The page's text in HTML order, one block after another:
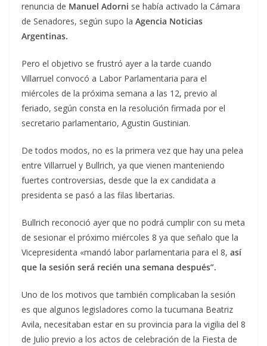
renuncia de Manuel Adorni se había activado la Cámara
de Senadores, según supo la Agencia Noticias
Argentinas.
Pero el objetivo se frustró ayer a la tarde cuando
Villarruel convocó a Labor Parlamentaria para el
miércoles de la próxima semana a las 12, previo al
feriado, según consta en la resolución firmada por el
secretario parlamentario, Agustin Gustinian.
De todos modos, no es la primera vez que hay una pelea
entre Villarruel y Bullrich, ya que vienen manteniendo
fuertes controversias, desde que la ex candidata a
presidenta se pasó a las filas libertarias.
Bullrich reconoció ayer que no podrá cumplir con su meta
de sesionar el próximo miércoles 8 ya que señalo que la
Vicepresidenta «mandó labor parlamentaria para el 8, así
que la sesión será recién una semana después”.
Uno de los motivos que también complicaban la sesión
es que algunos legisladores como la tucumana Beatriz
Avila, necesitaban estar en su provincia para la vigilia del 8
de Julio previo a los actos de celebración de la Fiesta de